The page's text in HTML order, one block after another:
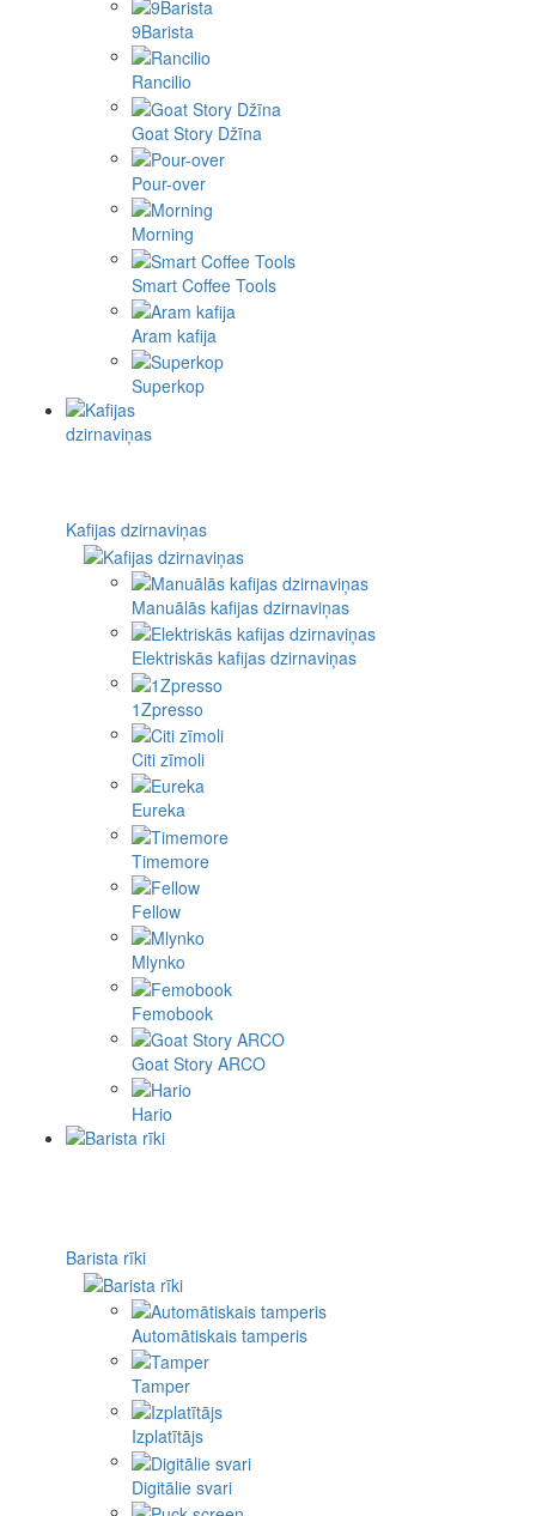
9Barista
Rancilio
Goat Story Džīna
Pour-over
Morning
Smart Coffee Tools
Aram kafija
Superkop
Kafijas dzirnaviņas
Manuālās kafijas dzirnaviņas
Elektriskās kafijas dzirnaviņas
1Zpresso
Citi zīmoli
Eureka
Timemore
Fellow
Mlynko
Femobook
Goat Story ARCO
Hario
Barista rīki
Automātiskais tamperis
Tamper
Izplatītājs
Digitālie svari